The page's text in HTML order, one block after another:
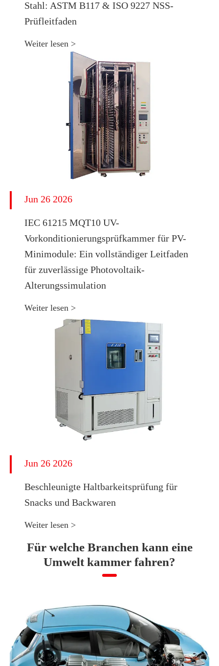
Stahl: ASTM B117 & ISO 9227 NSS-
Prüfleitfaden
Weiter lesen >
Jun 26 2026
IEC 61215 MQT10 UV-
Vorkonditionierungsprüfkammer für PV-
Minimodule: Ein vollständiger Leitfaden
für zuverlässige Photovoltaik-
Alterungssimulation
Weiter lesen >
Jun 26 2026
Beschleunigte Haltbarkeitsprüfung für
Snacks und Backwaren
Weiter lesen >
Für welche Branchen kann eine
Umwelt kammer fahren?